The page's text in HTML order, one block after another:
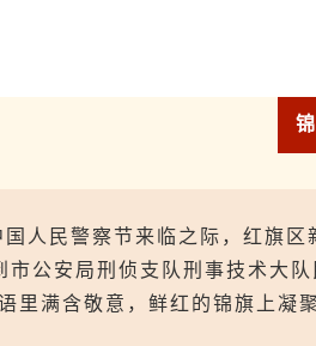
人民警察节来临之际，红旗
市公安局刑侦支队刑事技术大
里满含敬意，鲜红的锦旗上凝